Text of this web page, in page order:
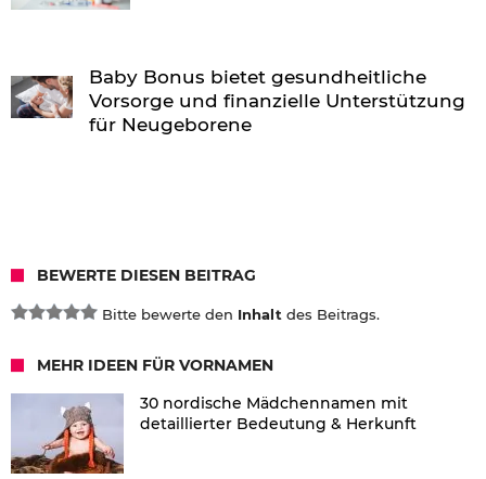
Baby Bonus bietet gesundheitliche
Vorsorge und finanzielle Unterstützung
für Neugeborene
BEWERTE DIESEN BEITRAG
Bitte bewerte den Inhalt des Beitrags.
MEHR IDEEN FÜR VORNAMEN
30 nordische Mädchennamen mit
detaillierter Bedeutung & Herkunft